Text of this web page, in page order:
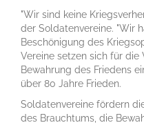
"Wir sind keine
der Soldatenvereine. "Wir
Beschönigung des
Vereine setzen sich für die
Bewahrung des Friedens
über 80 Jahre Frieden.
Soldatenvereine fördern
des Brauchtums, die